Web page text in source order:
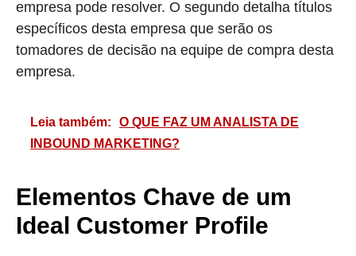
empresa pode resolver. O segundo detalha títulos
específicos desta empresa que serão os
tomadores de decisão na equipe de compra desta
empresa.
Leia também:
O QUE FAZ UM ANALISTA DE
INBOUND MARKETING?
Elementos Chave de um
Ideal Customer Profile